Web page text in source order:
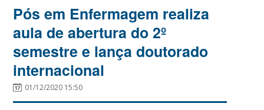
Pós em Enfermagem realiza
aula de abertura do 2º
semestre e lança doutorado
internacional
01/12/2020 15:50